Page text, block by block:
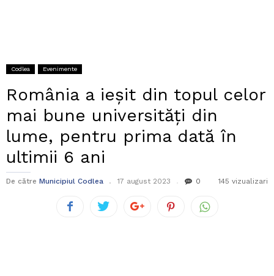
Codlea Evenimente
România a ieșit din topul celor
mai bune universități din
lume, pentru prima dată în
ultimii 6 ani
De către Municipiul Codlea 17 august 2023 0 145 vizualizari